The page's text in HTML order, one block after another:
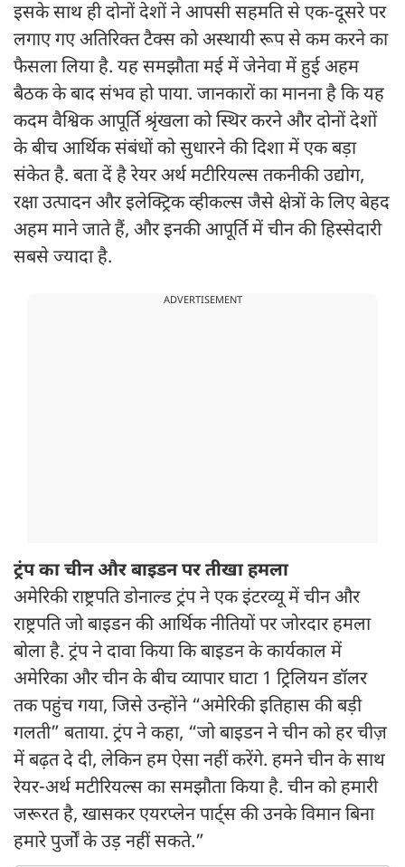
इसके साथ ही दोनों देशों ने आपसी सहमति से एक-दूसरे पर
लगाए गए अतिरिक्त टैक्स को अस्थायी रूप से कम करने का
फैसला लिया है. यह समझौता मई में जेनेवा में हुई अहम
बैठक के बाद संभव हो पाया. जानकारों का मानना है कि यह
कदम वैश्विक आपूर्ति श्रृंखला को स्थिर करने और दोनों देशों
के बीच आर्थिक संबंधों को सुधारने की दिशा में एक बड़ा
संकेत है. बता दें है रेयर अर्थ मटीरियल्स तकनीकी उद्योग,
रक्षा उत्पादन और इलेक्ट्रिक व्हीकल्स जैसे क्षेत्रों के लिए बेहद
अहम माने जाते हैं, और इनकी आपूर्ति में चीन की हिस्सेदारी
सबसे ज्यादा है.
ADVERTISEMENT
ट्रंप का चीन और बाइडन पर तीखा हमला
अमेरिकी राष्ट्रपति डोनाल्ड ट्रंप ने एक इंटरव्यू में चीन और
राष्ट्रपति जो बाइडन की आर्थिक नीतियों पर जोरदार हमला
बोला है. ट्रंप ने दावा किया कि बाइडन के कार्यकाल में
अमेरिका और चीन के बीच व्यापार घाटा 1 ट्रिलियन डॉलर
तक पहुंच गया, जिसे उन्होंने “अमेरिकी इतिहास की बड़ी
गलती” बताया. ट्रंप ने कहा, “जो बाइडन ने चीन को हर चीज़
में बढ़त दे दी, लेकिन हम ऐसा नहीं करेंगे. हमने चीन के साथ
रेयर-अर्थ मटीरियल्स का समझौता किया है. चीन को हमारी
जरूरत है, खासकर एयरप्लेन पार्ट्स की उनके विमान बिना
हमारे पुर्जों के उड़ नहीं सकते.”